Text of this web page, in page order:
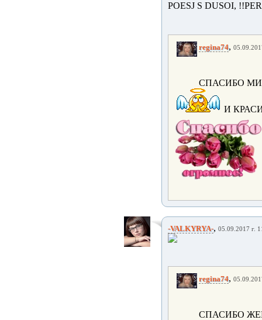
POESJ S DUSOI,
regina74,
СПАСИБО
И
-VALKYRYA-, 05.09.2017 г.
regina74,
СПАСИБО